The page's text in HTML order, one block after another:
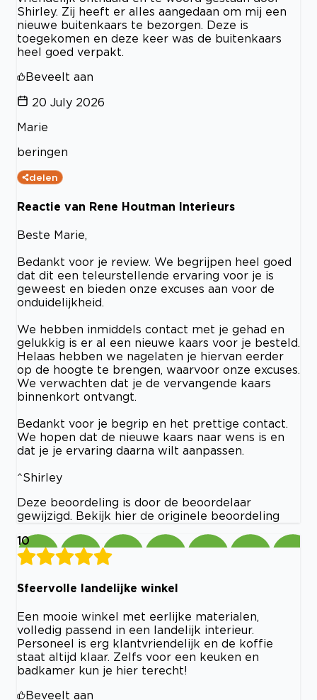
Shirley. Zij heeft er alles aangedaan om mij een
nieuwe buitenkaars te bezorgen. Deze is
toegekomen en deze keer was de buitenkaars
heel goed verpakt.
Beveelt aan
20 July 2026
Marie
beringen
delen
Reactie van Rene Houtman Interieurs
Beste Marie,
Bedankt voor je review. We begrijpen heel goed
dat dit een teleurstellende ervaring voor je is
geweest en bieden onze excuses aan voor de
onduidelijkheid.
We hebben inmiddels contact met je gehad en
gelukkig is er al een nieuwe kaars voor je besteld.
Helaas hebben we nagelaten je hiervan eerder
op de hoogte te brengen, waarvoor onze excuses.
We verwachten dat je de vervangende kaars
binnenkort ontvangt.
Bedankt voor je begrip en het prettige contact.
We hopen dat de nieuwe kaars naar wens is en
dat je je ervaring daarna wilt aanpassen.
^Shirley
Deze beoordeling is door de beoordelaar
gewijzigd. Bekijk hier de originele beoordeling
10
Sfeervolle landelijke winkel
Een mooie winkel met eerlijke materialen,
volledig passend in een landelijk interieur.
Personeel is erg klantvriendelijk en de koffie
staat altijd klaar. Zelfs voor een keuken en
badkamer kun je hier terecht!
Beveelt aan